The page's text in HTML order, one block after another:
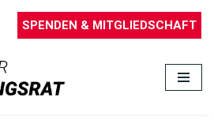
SPENDEN & MITGLIEDSCHAFT